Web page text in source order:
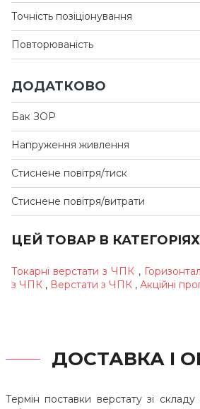
Точність позіціонування
Повторюваність
ДОДАТКОВО
Бак ЗОР
Напруження живлення
Стиснене повітря/тиск
Стиснене повітря/витрати
ЦЕЙ ТОВАР В
Токарні верстати з ЧПК ,
з ЧПК , Верстати з ЧПК , Акційні
ДОСТАВКА І
Термін поставки верстату зі складу